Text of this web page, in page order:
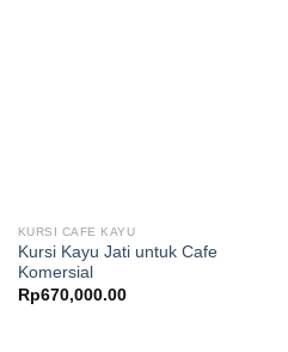
KURSI CAFE KAYU
Kursi Kayu Jati untuk Cafe
Komersial
Rp670,000.00